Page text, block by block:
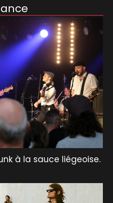
à la sauce liégeoise.